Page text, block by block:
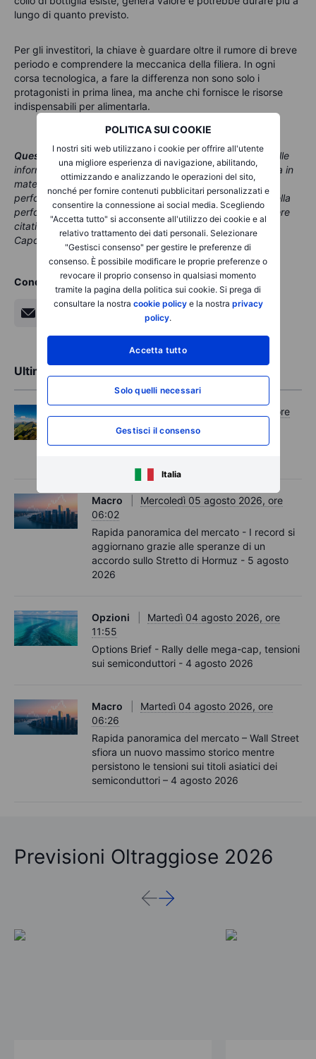
POLITICA SUI COOKIE
I nostri siti web utilizzano i cookie per offrire all'utente
una migliore esperienza di navigazione, abilitando,
ottimizzando e analizzando le operazioni del sito,
nonché per fornire contenuti pubblicitari personalizzati e
consentire la connessione ai social media. Scegliendo
"Accetta tutto" si acconsente all'utilizzo dei cookie e al
relativo trattamento dei dati personali. Selezionare
"Gestisci consenso" per gestire le preferenze di
consenso. È possibile modificare le proprie preferenze o
revocare il proprio consenso in qualsiasi momento
tramite la pagina della politica sui cookie. Si prega di
consultare la nostra cookie policye la nostra privacy
policy.
Accetta tutto
Solo quelli necessari
Gestisci il consenso
Italia
lungo di quanto previsto.
Per gli investitori, la chiave è guardare oltre il rumore di breve
periodo e comprendere la meccanica della filiera. In ogni
corsa tecnologica, a fare la differenza non sono solo i
protagonisti in prima linea, ma anche chi fornisce le risorse
indispensabili per alimentarla.
Questo contenuto è materiale di marketing. Nessuna delle
informazioni e analisi qui contenute costituisce consulenza in
materia di investimenti. Il trading comporta rischi e le
performance passate non sono un indicatore affidabile della
performance futura. In questo contenuto potrebbero essere
citati strumenti emessi da società partner, dalle quali la
Capogruppo Saxo riceve pagamenti o retrocessioni
Condividi
Ultime analisi di mercato
Mercoledì 05 agosto 2026, ore
11:30
Options Brief - I record si estendono,
Macro
Mercoledì 05 agosto 2026, ore
06:02
Rapida panoramica del mercato - I record si
aggiornano grazie alle speranze di un
accordo sullo Stretto di Hormuz - 5 agosto
2026
Opzioni
Martedì 04 agosto 2026, ore
11:55
Options Brief - Rally delle mega-cap, tensioni
sui semiconduttori - 4 agosto 2026
Macro
Martedì 04 agosto 2026, ore
06:26
Rapida panoramica del mercato – Wall Street
sfiora un nuovo massimo storico mentre
persistono le tensioni sui titoli asiatici dei
semiconduttori – 4 agosto 2026
Previsioni Oltraggiose 2026